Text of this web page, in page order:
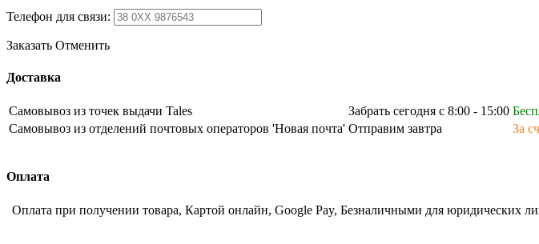
Телефон для связи:
Заказать Отменить
Доставка
Самовывоз из точек выдачи Tales Забрать сегодня с 8:00 - 15:00
Самовывоз из отделений почтовых операторов 'Новая почта' Отправим завтра За
Оплата
Оплата при получении товара, Картой онлайн, Google Pay, Безналичными для юридических